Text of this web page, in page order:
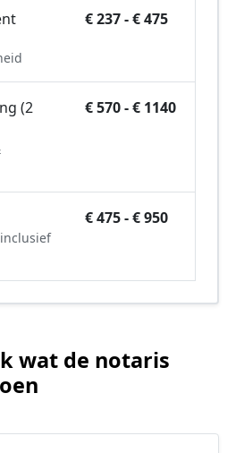
€ 237 - € 475
(2
€ 570 - € 1140
€ 475 - € 950
wat de notaris